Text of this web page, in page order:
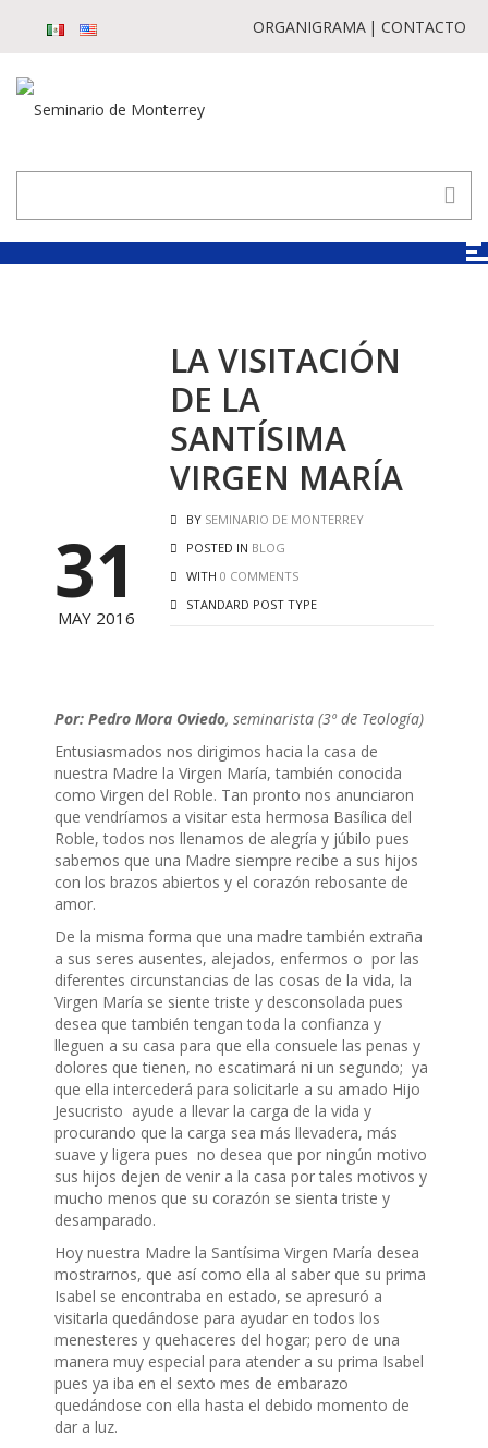
ORGANIGRAMA CONTACTO
31
MAY 2016
LA VISITACIÓN
DE LA
SANTÍSIMA
VIRGEN MARÍA
BY SEMINARIO DE MONTERREY
POSTED IN BLOG
WITH 0 COMMENTS
STANDARD POST TYPE
Por: Pedro Mora Oviedo, seminarista (3º de Teología)
Entusiasmados nos dirigimos hacia la casa de
nuestra Madre la Virgen María, también conocida
como Virgen del Roble. Tan pronto nos anunciaron
que vendríamos a visitar esta hermosa Basílica del
Roble, todos nos llenamos de alegría y júbilo pues
sabemos que una Madre siempre recibe a sus hijos
con los brazos abiertos y el corazón rebosante de
amor.
De la misma forma que una madre también extraña
a sus seres ausentes, alejados, enfermos o por las
diferentes circunstancias de las cosas de la vida, la
Virgen María se siente triste y desconsolada pues
desea que también tengan toda la confianza y
lleguen a su casa para que ella consuele las penas y
dolores que tienen, no escatimará ni un segundo; ya
que ella intercederá para solicitarle a su amado Hijo
Jesucristo ayude a llevar la carga de la vida y
procurando que la carga sea más llevadera, más
suave y ligera pues no desea que por ningún motivo
sus hijos dejen de venir a la casa por tales motivos y
mucho menos que su corazón se sienta triste y
desamparado.
Hoy nuestra Madre la Santísima Virgen María desea
mostrarnos, que así como ella al saber que su prima
Isabel se encontraba en estado, se apresuró a
visitarla quedándose para ayudar en todos los
menesteres y quehaceres del hogar; pero de una
manera muy especial para atender a su prima Isabel
pues ya iba en el sexto mes de embarazo
quedándose con ella hasta el debido momento de
dar a luz.